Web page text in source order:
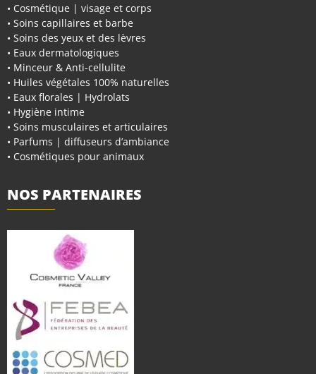
• Cosmétique | visage et corps
• Soins capillaires et barbe
• Soins des yeux et des lèvres
• Eaux dermatologiques
• Minceur & Anti-cellulite
• Huiles végétales 100% naturelles
• Eaux florales | Hydrolats
• Hygiène intime
• Soins musculaires et articulaires
• Parfums | diffuseurs d’ambiance
• Cosmétiques pour animaux
NOS PARTENAIRES